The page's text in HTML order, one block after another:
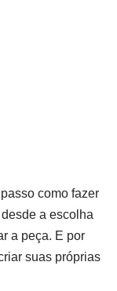
como fazer
a escolha
a peça. E por
suas próprias